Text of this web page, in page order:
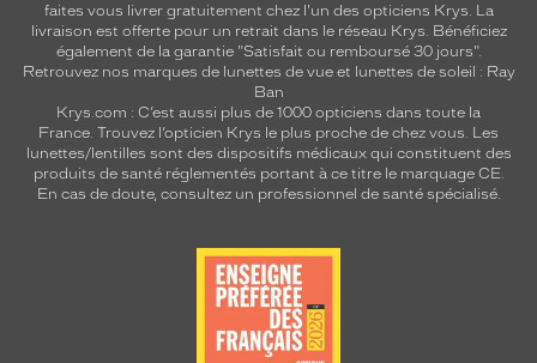
faites vous livrer gratuitement chez l'un des opticiens Krys. La
livraison est offerte pour un retrait dans le réseau Krys. Bénéficiez
également de la garantie "Satisfait ou remboursé 30 jours".
Retrouvez nos marques de lunettes de vue et lunettes de soleil : Ray
Ban
Krys.com : C’est aussi plus de 1000 opticiens dans toute la
France. Trouvez l’opticien Krys le plus proche de chez vous . Les
lunettes/lentilles sont des dispositifs médicaux qui constituent des
produits de santé réglementés portant à ce titre le marquage CE.
En cas de doute, consultez un professionnel de santé spécialisé.